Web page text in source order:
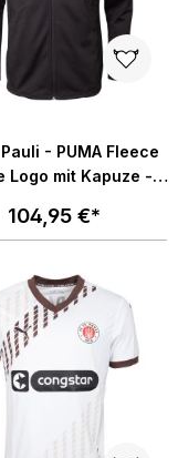
- PUMA Fleece
Logo mit Kapuze -
104,95 €*